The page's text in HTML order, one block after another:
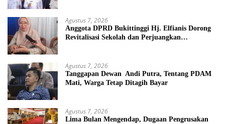
Agustus 7, 2026
Anggota DPRD Bukittinggi Hj. Elfianis Dorong
Revitalisasi Sekolah dan Perjuangkan
Agustus 7, 2026
Tanggapan Dewan Andi Putra, Tentang PDAM
Mati, Warga Tetap Ditagih Bayar
Agustus 7, 2026
Lima Bulan Mengendap, Dugaan Pengrusakan